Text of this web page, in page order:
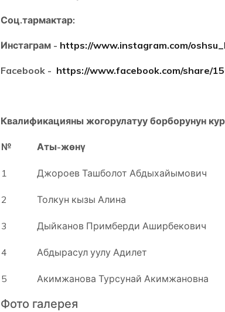
Соц.тармактар:
Инстаграм - https://www.instagram.com/
Facebook - https://www.facebook.com/share/
Квалификацияны жогорулатуу борборунун
№ Аты-жөнү
1 Джороев Ташболот Абдыхайымович
2 Толкун кызы Алина
3 Дыйканов Примберди Аширбекович
4 Абдырасул уулу Адилет
5 Акимжанова Турсунай Акимжановна
Фото галерея